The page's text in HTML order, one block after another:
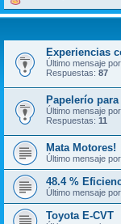
Experiencias
Último mensaje por
Respuestas: 87
Papelerío
Último mensaje por
Respuestas: 11
Mata Motores!
Último mensaje por
48.4 %
Último mensaje por
Toyota E-CVT